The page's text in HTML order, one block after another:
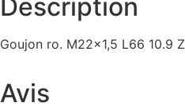
Description
Goujon ro. M22x1,5 L66 10.9 Z
Avis